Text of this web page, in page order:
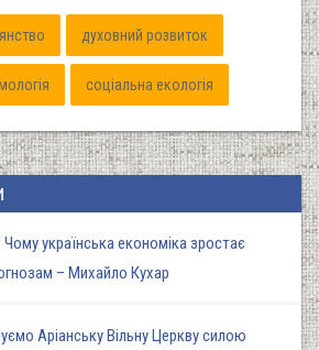
духовний розвиток
соціальна екологія
українська економіка зростає
– Михайло Кухар
Аріанську Вільну Церкву силою